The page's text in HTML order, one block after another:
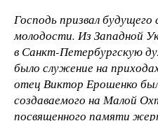
Господь призвал
молодости. Из Западной
в Санкт-Петербургскую
было служение на
отец Виктор Ерошенко
создаваемого на Малой
посвященного памяти